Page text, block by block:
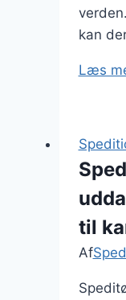
kan
Læs
til
Af